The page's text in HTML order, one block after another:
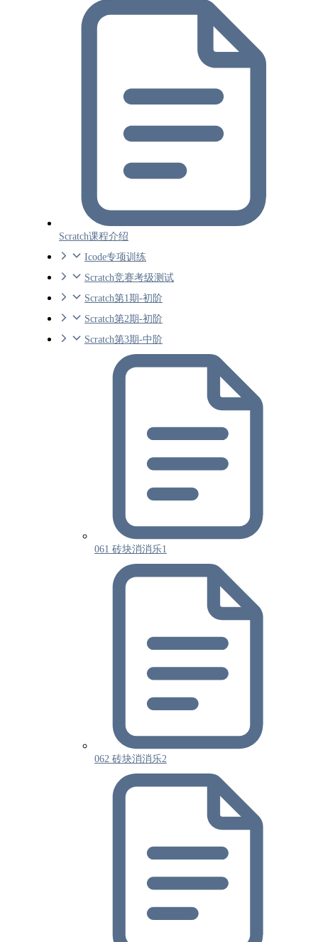
Scratch课程介绍
Icode专项训练
Scratch竞赛考级测试
Scratch第1期-初阶
Scratch第2期-初阶
Scratch第3期-中阶
061 砖块消消乐1
062 砖块消消乐2